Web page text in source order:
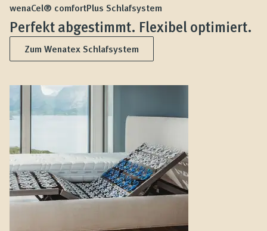
wenaCel® comfortPlus Schlafsystem
Perfekt abgestimmt. Flexibel optimiert.
Zum Wenatex Schlafsystem